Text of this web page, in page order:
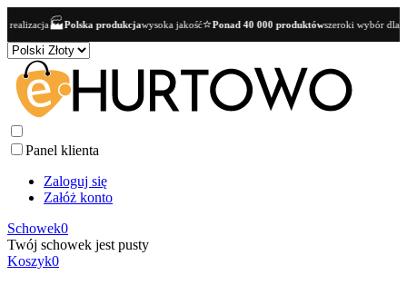
produkcjawysoka jakość⭐Ponad 40 000 produktówszeroki wybór dla butików👥
Panel klienta
Zaloguj się
Załóż konto
Schowek0
Twój schowek jest pusty
Koszyk0